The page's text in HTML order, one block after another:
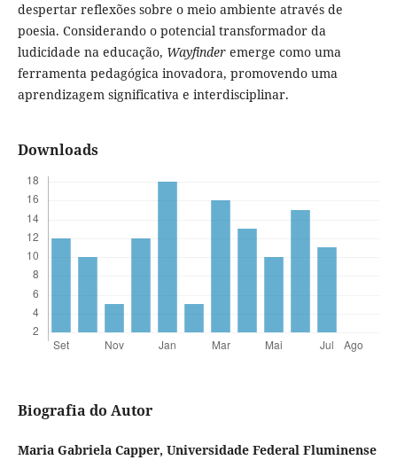
despertar reflexões sobre o meio ambiente através de
poesia. Considerando o potencial transformador da
ludicidade na educação, Wayfinderemerge como uma
ferramenta pedagógica inovadora, promovendo uma
aprendizagem significativa e interdisciplinar.
Downloads
Biografia do Autor
Maria Gabriela Capper, Universidade Federal Fluminense